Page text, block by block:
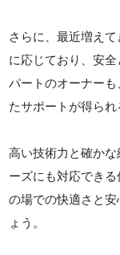
さらに、最近増え
に応じており、安
パートのオーナー
たサポートが得られ
高い技術力と確か
ーズにも対応でき
の場での快適さと
ょう。